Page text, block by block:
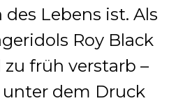
Lebens ist. Als
Roy Black
zu früh verstarb –
dem Druck